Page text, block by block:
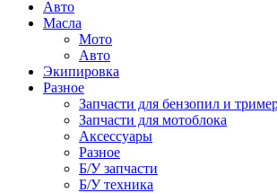
Авто
Масла
Мото
Авто
Экипировка
Разное
Запчасти для бензопил и
Запчасти для мотоблока
Аксессуары
Разное
Б/У запчасти
Б/У техника